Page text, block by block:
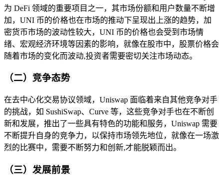
为 DeFi 领域的重要项目之一，其市场份额和用户数量不断增
加，UNI 币的价格也在市场的推动下呈现出上涨的趋势，加
密货币市场的波动性较大，UNI 币的价格也会受到市场情
绪、宏观经济环境等因素的影响，就像在股市中，股票价格会
随着市场的变化而波动,投资者需要密切关注市场动态。
（二）竞争态势
在去中心化交易协议领域，Uniswap 面临着来自其他竞争对手
的挑战，如 SushiSwap、Curve 等，这些竞争对手也在不断创
新和发展，推出了一些具有特色的功能和服务，Uniswap 需要
不断提升自身的竞争力，以保持市场领先地位，就像在一场激
烈的比赛中，需要不断努力和创新,才能脱颖而出。
（三）发展前景